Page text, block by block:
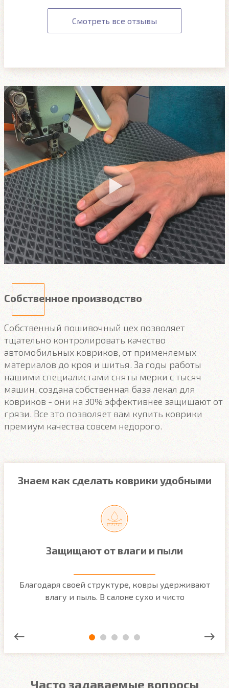
Смотреть все отзывы
Собственное производство
Собственный пошивочный цех позволяет
тщательно контролировать качество
автомобильных ковриков, от применяемых
материалов до кроя и шитья. За годы работы
нашими специалистами сняты мерки с тысяч
машин, создана собственная база лекал для
ковриков - они на 30% эффективнее защищают от
грязи. Все это позволяет вам купить коврики
премиум качества совсем недорого.
Знаем как сделать коврики удобными
Защищают от влаги и пыли
Благодаря своей структуре, ковры удерживают
влагу и пыль. В салоне сухо и чисто
Часто задаваемые вопросы